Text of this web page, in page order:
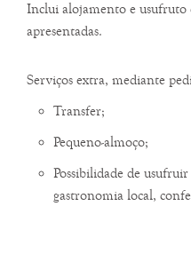
Inclui alojamento e usufruto
apresentadas.
Serviços extra, mediante
Transfer;
Pequeno-almoço;
Possibilidade de
gastronomia local,